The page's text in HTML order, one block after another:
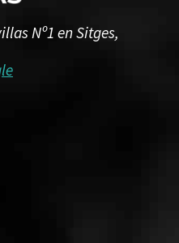
Nº1 en Sitges,